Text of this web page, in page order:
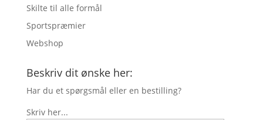
Skilte til alle formål
Sportspræmier
Webshop
Beskriv dit ønske her:
Har du et spørgsmål eller en bestilling?
Skriv her...